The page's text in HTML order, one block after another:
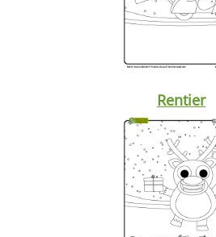
Rentier